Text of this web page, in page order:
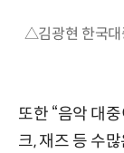
△김광현 한국대
또한 “음악 대
크, 재즈 등 수